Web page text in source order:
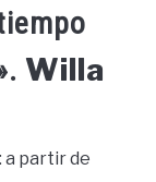
Willa
a partir de